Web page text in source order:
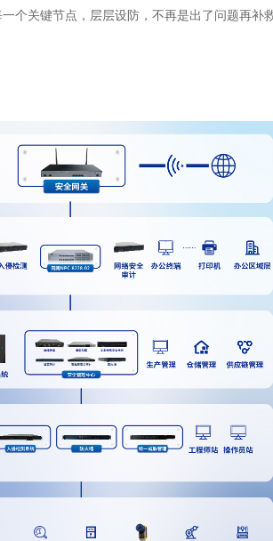
个关键节点，层层设防，不再是出了问题再补